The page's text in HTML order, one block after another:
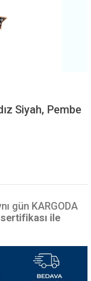
Siyah, Pembe
gün KARGODA
ile